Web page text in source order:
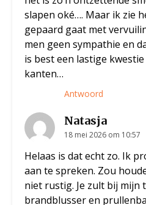
slapen oké…. Maar ik zie
gepaard gaat met
men geen sympathie en
is best een lastige
kanten…
Antwoord
Natasja
18 mei 2026 om 10:57
Helaas is dat echt zo. Ik
aan te spreken. Zou
niet rustig. Je zult bij mijn
brandblusser en